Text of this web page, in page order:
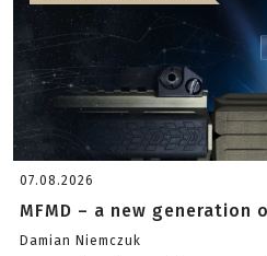
07.08.2026
MFMD – a new generation
Damian Niemczuk